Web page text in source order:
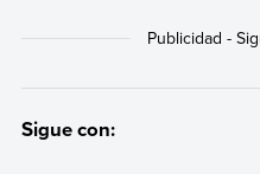
Sigue con: